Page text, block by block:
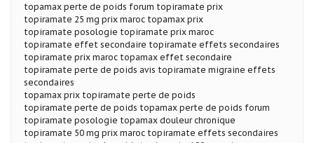
topamax perte de poids forum topiramate prix
topiramate 25 mg prix maroc topamax prix
topiramate posologie topiramate prix maroc
topiramate effet secondaire topiramate effets secondaires
topiramate prix maroc topamax effet secondaire
topiramate perte de poids avis topiramate migraine effets
secondaires
topamax prix topiramate perte de poids
topiramate perte de poids topamax perte de poids forum
topiramate posologie topamax douleur chronique
topiramate 50 mg prix maroc topiramate effets secondaires